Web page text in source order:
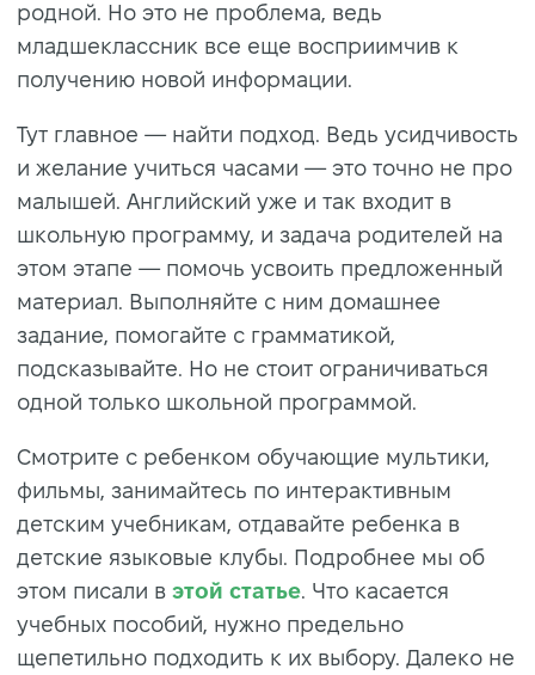
родной. Но это не проблема, ведь
младшеклассник все еще восприимчив к
получению новой информации.
Тут главное — найти подход. Ведь усидчивость
и желание учиться часами — это точно не про
малышей. Английский уже и так входит в
школьную программу, и задача родителей на
этом этапе — помочь усвоить предложенный
материал. Выполняйте с ним домашнее
задание, помогайте с грамматикой,
подсказывайте. Но не стоит ограничиваться
одной только школьной программой.
Смотрите с ребенком обучающие мультики,
фильмы, занимайтесь по интерактивным
детским учебникам, отдавайте ребенка в
детские языковые клубы. Подробнее мы об
этом писали в этой статье. Что касается
учебных пособий, нужно предельно
щепетильно подходить к их выбору. Далеко не